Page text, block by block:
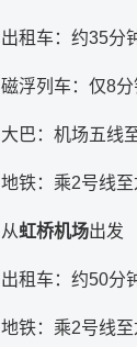
出租车：约35分
磁浮列车：仅8
大巴：机场五线
地铁：乘2号线
从虹桥机场出发
出租车：约50分
地铁：乘2号线